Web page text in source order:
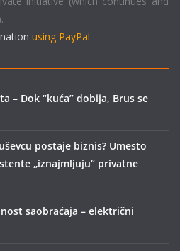
using PayPal
– Dok “kuća” dobija, Brus se
postaje biznis? Umesto
„iznajmljuju“ privatne
saobraćaja – električni